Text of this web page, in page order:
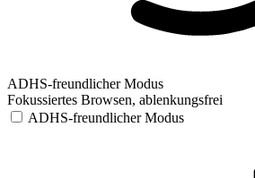
ADHS-freundlicher Modus
Fokussiertes Browsen, ablenkungsfrei
ADHS-freundlicher Modus